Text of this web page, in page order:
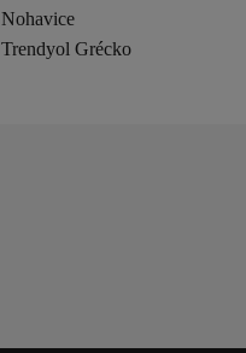
Nohavice
Trendyol Grécko